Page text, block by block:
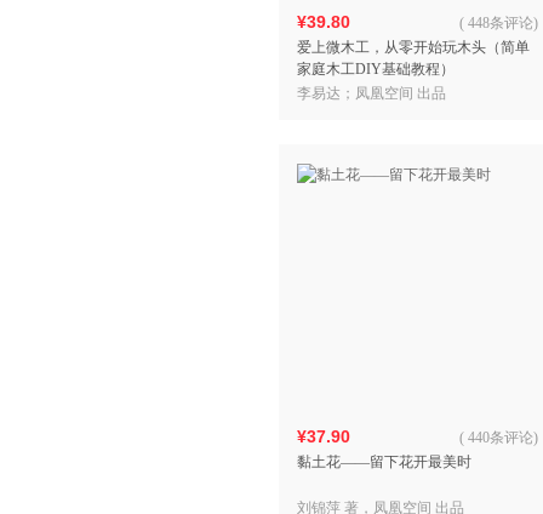
¥39.80
爱上微木工，从零开始玩木头（简单
家庭木工DIY基础教程）
( 448条评论)
李易达；凤凰空间 出品
¥37.90
黏土花——留下花开最美时
( 440条评论)
刘锦萍 著，凤凰空间 出品